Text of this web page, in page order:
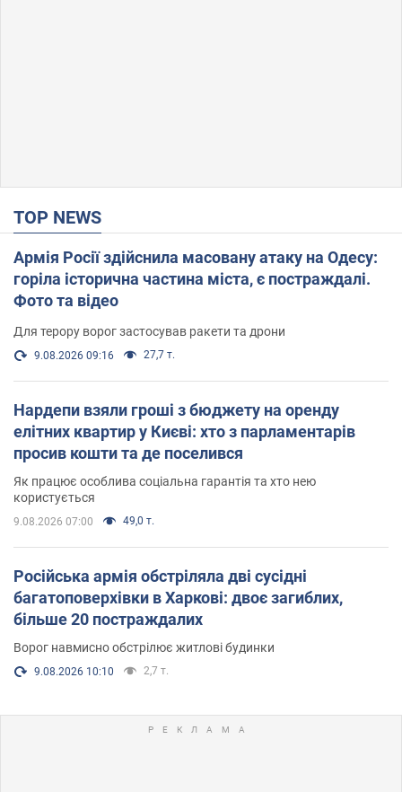
TOP NEWS
Армія Росії здійснила масовану атаку на Одесу:
горіла історична частина міста, є постраждалі.
Фото та відео
Для терору ворог застосував ракети та дрони
9.08.2026 09:16 27,7 т.
Нардепи взяли гроші з бюджету на оренду
елітних квартир у Києві: хто з парламентарів
просив кошти та де поселився
Як працює особлива соціальна гарантія та хто нею
користується
9.08.2026 07:00 49,0 т.
Російська армія обстріляла дві сусідні
багатоповерхівки в Харкові: двоє загиблих,
більше 20 постраждалих
Ворог навмисно обстрілює житлові будинки
9.08.2026 10:10 2,7 т.